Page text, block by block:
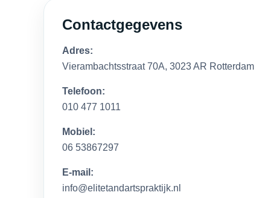
Contactgegevens
Adres:
Vierambachtsstraat 70A, 3023 AR Rotterdam
Telefoon:
010 477 1011
Mobiel:
06 53867297
E-mail:
info@elitetandartspraktijk.nl